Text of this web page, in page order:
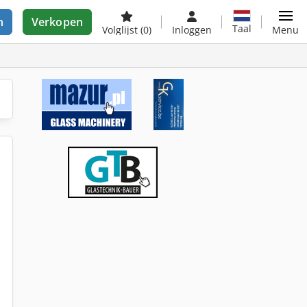
Verkopen
Volglijst (0) Inloggen Taal Menu